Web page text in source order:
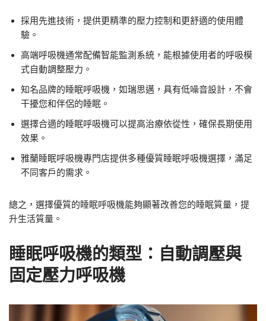
採用先進技術，提供更精準的壓力控制和更舒適的使用體
驗。
高端呼吸機通常配備智能監測系統，能根據使用者的呼吸模
式自動調整壓力。
知名品牌的睡眠呼吸機，如瑞思邁，具有低噪音設計，不會
干擾您和伴侶的睡眠。
選擇合適的睡眠呼吸機可以提高治療依從性，確保長期使用
效果。
雅蘭睡眠呼吸機專門店提供多種優質睡眠呼吸機選擇，滿足
不同客戶的需求。
總之，選擇優質的睡眠呼吸機能夠顯著改善您的睡眠質量，提
升生活質量。
睡眠呼吸機的類型：自動調壓與
固定壓力呼吸機